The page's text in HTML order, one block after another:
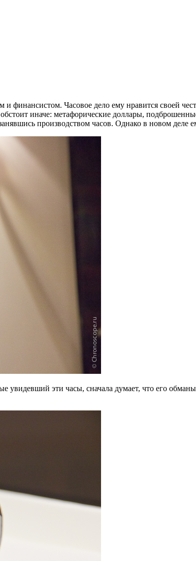
и финансистом. Часовое дело ему нравится своей
иначе: метафорические доллары,
производством часов. Однако в новом деле
увидевший эти часы, сначала думает, что его